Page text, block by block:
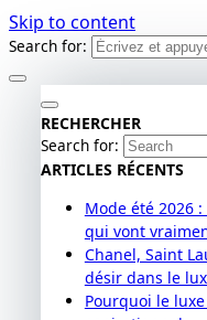
Skip to content
Search for:
RECHERCHER
Search for:
ARTICLES RÉCENTS
Mode été 2026
qui vont
Chanel, Saint
désir dans le
Pourquoi le